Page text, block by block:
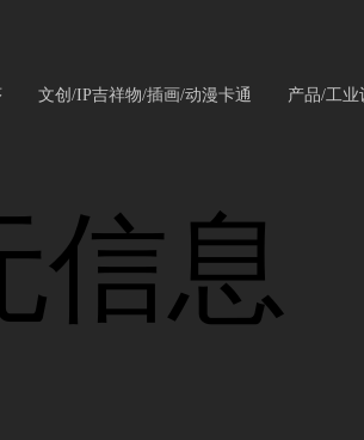
文创/IP吉祥物/插画/动漫卡通 产品/工业
信息